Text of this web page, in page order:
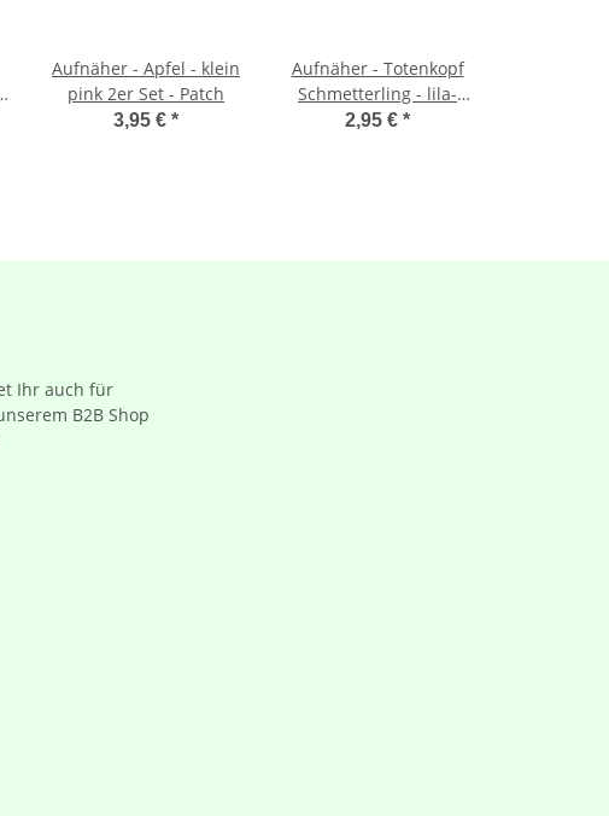
Aufnäher - Apfel - klein
pink 2er Set - Patch
3,95 € *
Aufnäher - Totenkopf
Schmetterling - lila-
ocker - Patch
2,95 € *
Ihr auch für
B2B Shop